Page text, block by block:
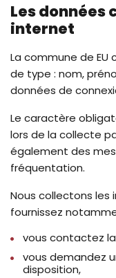
Les données
internet
La commune de
de type : nom,
données de
Le caractère
lors de la collecte
également des
fréquentation.
Nous collectons les
fournissez
vous contactez
vous demandez
disposition,